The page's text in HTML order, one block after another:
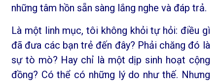
những tâm hồn sẵn sàng lắng nghe và đáp trả.
Là một linh mục, tôi không khỏi tự hỏi: điều gì
đã đưa các bạn trẻ đến đây? Phải chăng đó là
sự tò mò? Hay chỉ là một dịp sinh hoạt cộng
đồng? Có thể có những lý do như thế. Nhưng